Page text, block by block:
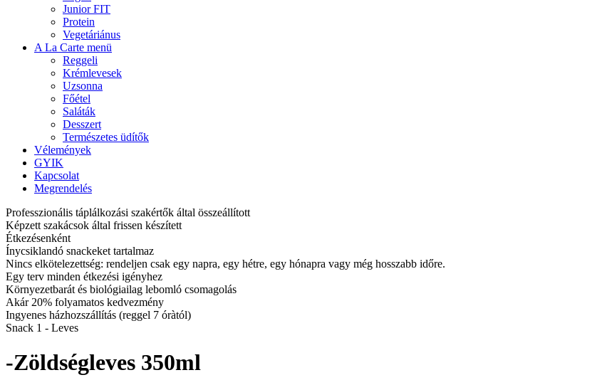
Junior FIT
Protein
Vegetáriánus
A La Carte menü
Reggeli
Krémlevesek
Uzsonna
Főétel
Saláták
Desszert
Természetes üdítők
Vélemények
GYIK
Kapcsolat
Megrendelés
Professzionális táplálkozási szakértők által összeállított
Képzett szakácsok által frissen készített
Étkezésenként
Ínycsiklandó snackeket tartalmaz
Nincs elkötelezettség: rendeljen csak egy napra, egy hétre, egy hónapra vagy még hosszabb időre.
Egy terv minden étkezési igényhez
Környezetbarát és biológiailag lebomló csomagolás
Akár 20% folyamatos kedvezmény
Ingyenes házhozszállítás (reggel 7 óràtól)
Snack 1 - Leves
-Zöldségleves 350ml